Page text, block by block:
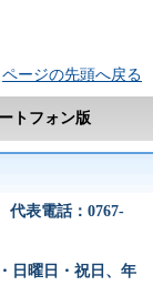
ページの先頭へ戻る
トフォン版
表電話：0767-
日曜日・祝日、年